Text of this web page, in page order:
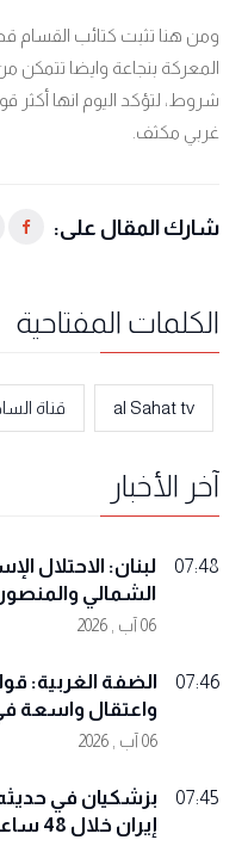
ومن هنا تثبت كتائب القسام
المعركة بنجاعة وايضا تتمكن
شروط، لتؤكد اليوم انها أكثر
غربي مكثف.
شارك المقال على:
الكلمات المفتاحية
al Sahat tv قناة
آخر الأخبار
07:48
لبنان: الاحتلال
الشمالي
06 آب , 2026
07:46
الضفة الغربية:
واعتقال واسعة
06 آب , 2026
07:45
بزشكيان في
إيران خلال 48 ساعة فشل.. ووحدتكم أحبطته